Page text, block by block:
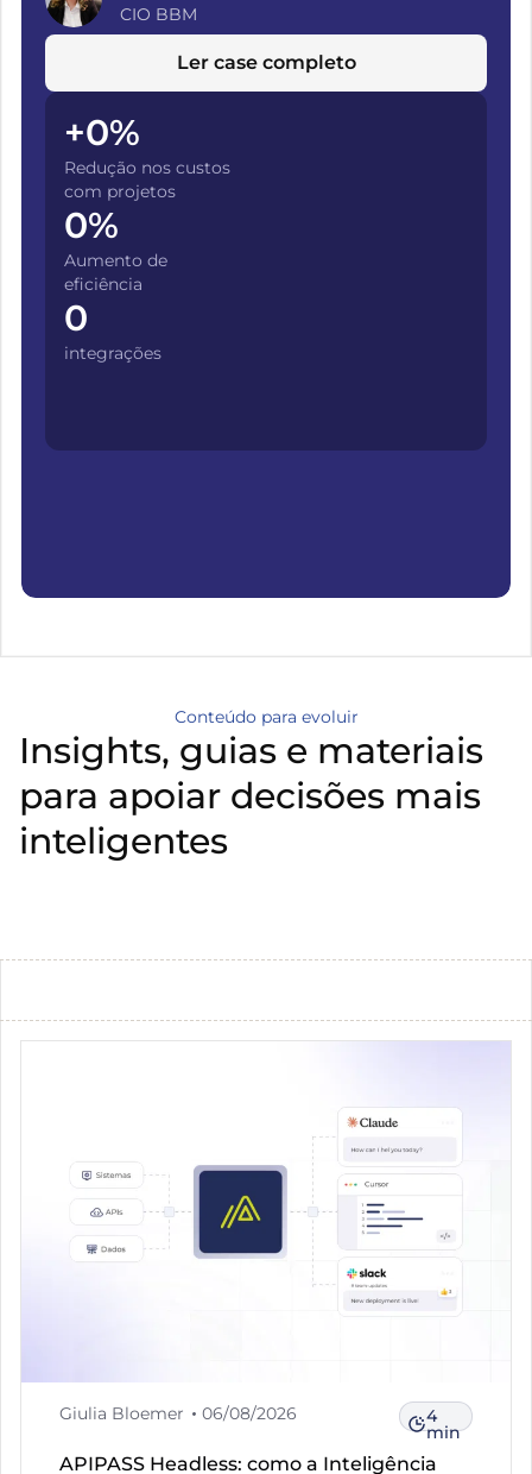
CIO BBM
Ler case completo
Redução nos custos
com projetos
+0%
Aumento de
eficiência
0%
integrações
0
Conteúdo para evoluir
Insights, guias e materiais
para apoiar decisões mais
inteligentes
Giulia Bloemer 06/08/2026 4
min
APIPASS Headless: como a Inteligência